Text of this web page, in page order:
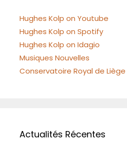
Hughes Kolp on Youtube
Hughes Kolp on Spotify
Hughes Kolp on Idagio
Musiques Nouvelles
Conservatoire Royal de Liège
Actualités Récentes